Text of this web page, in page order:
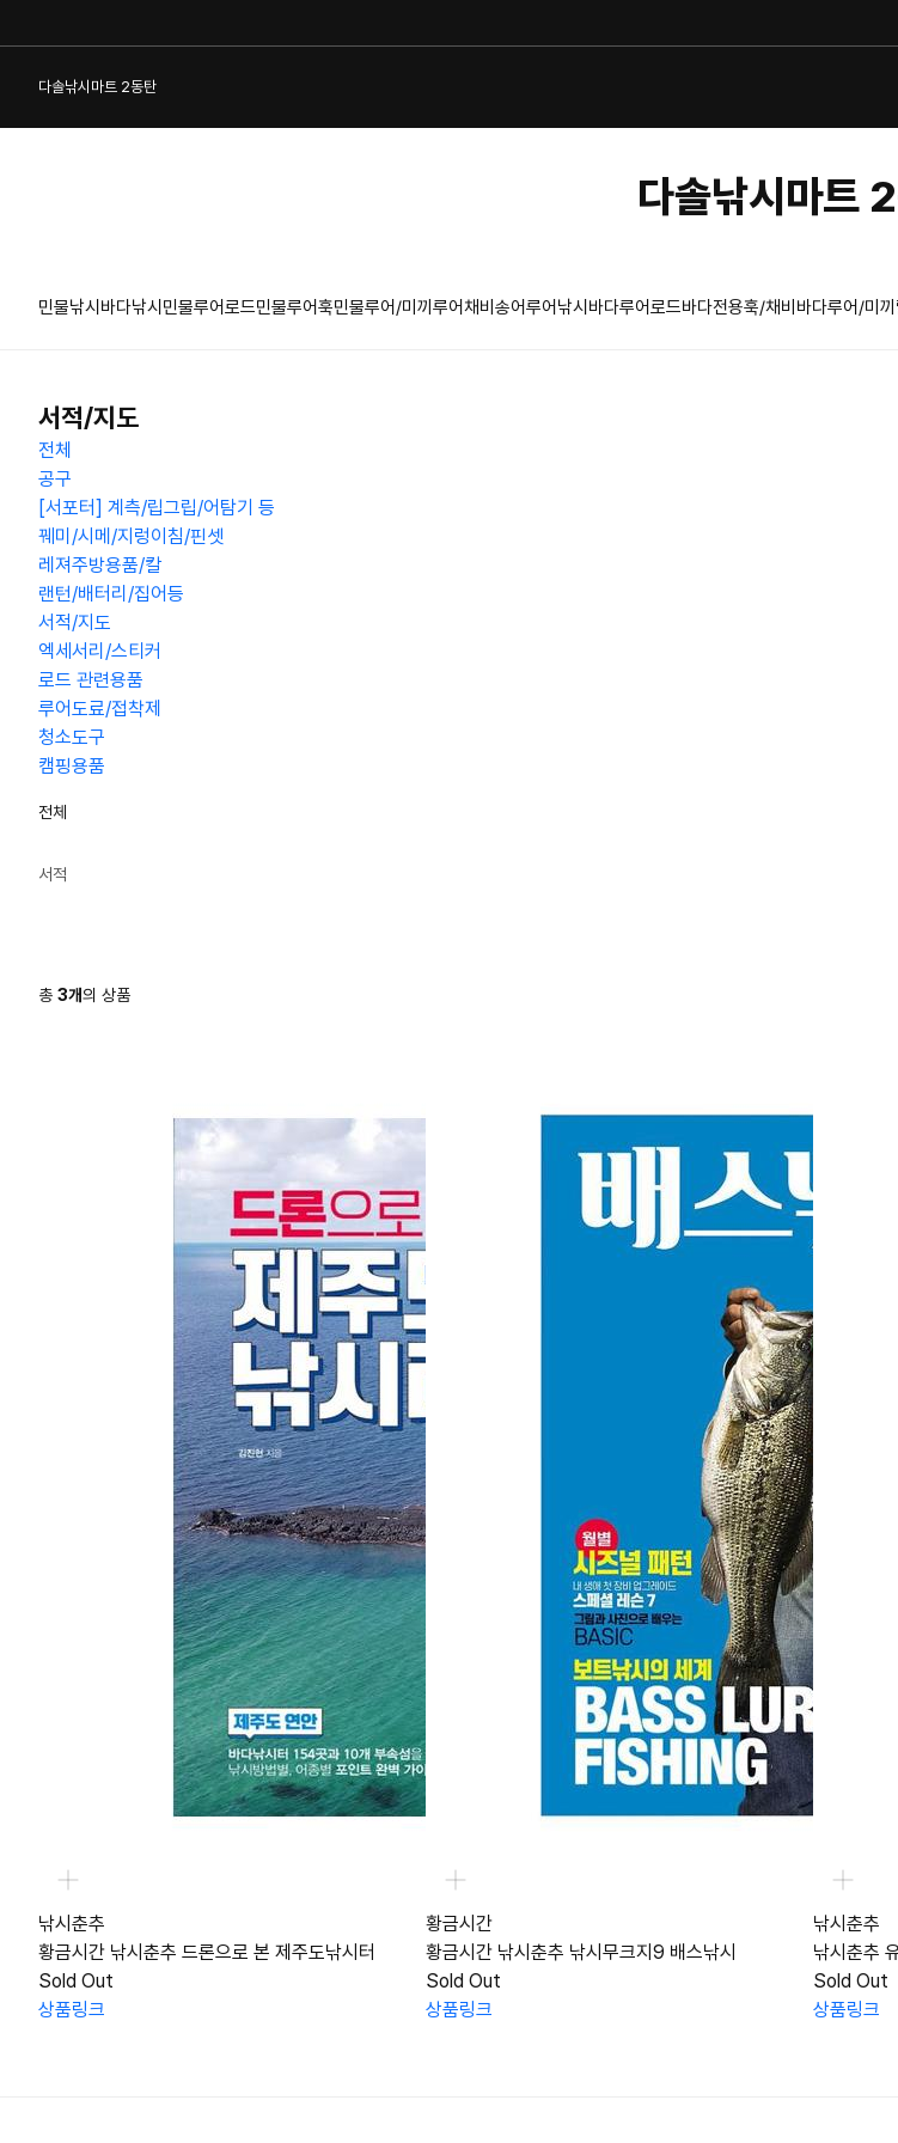
다솔낚시마트 2동탄
다솔낚시마트
민물낚시 바다낚시 민물루어로드민물루어훅민물루어/미끼 루어채비 송어루어낚시 바다루어로드바다전용훅/채비 바다루어/미끼
서적/지도
전체
공구
[서포터] 계측/립그립/어탐기 등
꿰미/시메/지렁이침/핀셋
레져주방용품/칼
랜턴/배터리/집어등
서적/지도
엑세서리/스티커
로드 관련용품
루어도료/접착제
청소도구
캠핑용품
전체
서적
총 3개의 상품
낚시춘추
황금시간 낚시춘추 드론으로 본 제주도낚시터
Sold Out
상품링크
황금시간
황금시간 낚시춘추 낚시무크지9 배스낚시
Sold Out
상품링크
낚시춘추
낚시춘추
Sold Out
상품링크